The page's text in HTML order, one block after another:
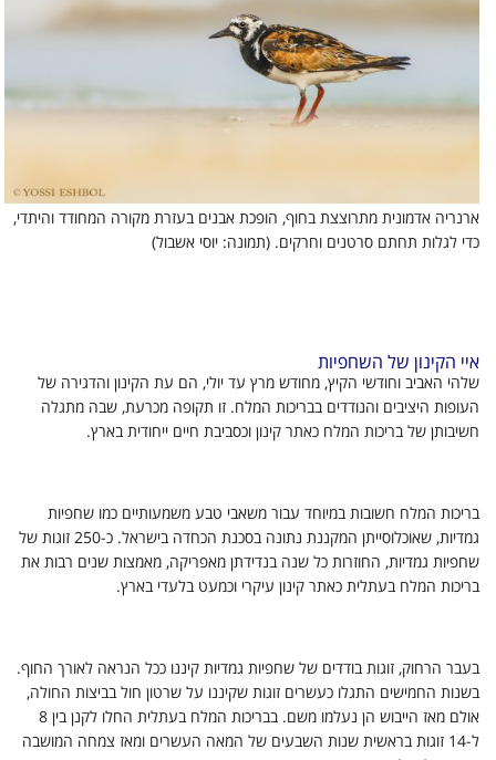
ארנריה אדמונית מתרוצצת בחוף, הופכת אבנים בעזרת מקורה המחודד והיתדי,
כדי לגלות תחתם סרטנים וחרקים. (תמונה: יוסי אשבול)
איי הקינון של השחפיות
שלהי האביב וחודשי הקיץ, מחודש מרץ עד יולי, הם עת הקינון והדגירה של
העופות היציבים והנודדים בבריכות המלח. זו תקופה מכרעת, שבה מתגלה
חשיבותן של בריכות המלח כאתר קינון וכסביבת חיים ייחודית בארץ.
בריכות המלח חשובות במיוחד עבור משאבי טבע משמעותיים כמו שחפיות
גמדיות, שאוכלוסייתן המקננת נתונה בסכנת הכחדה בישראל. כ-250 זוגות של
שחפיות גמדיות, החוזרות כל שנה בנדידתן מאפריקה, מאמצות שנים רבות את
בריכות המלח בעתלית כאתר קינון עיקרי וכמעט בלעדי בארץ.
בעבר הרחוק, זוגות בודדים של שחפיות גמדיות קיננו ככל הנראה לאורך החוף.
בשנות החמישים התגלו כעשרים זוגות שקיננו על שרטון חול בביצות החולה,
אולם מאז הייבוש הן נעלמו משם. בבריכות המלח בעתלית החלו לקנן בין 8
ל-14 זוגות בראשית שנות השבעים של המאה העשרים ומאז צמחה המושבה